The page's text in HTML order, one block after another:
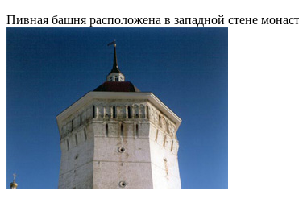
Пивная башня расположена в западной стене